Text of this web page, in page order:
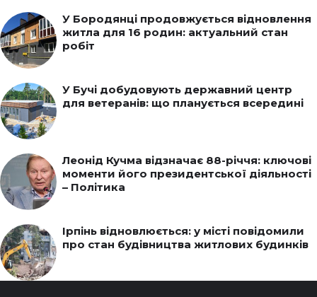
У Бородянці продовжується відновлення
житла для 16 родин: актуальний стан
робіт
У Бучі добудовують державний центр
для ветеранів: що планується всередині
Леонід Кучма відзначає 88-річчя: ключові
моменти його президентської діяльності
– Політика
Ірпінь відновлюється: у місті повідомили
про стан будівництва житлових будинків